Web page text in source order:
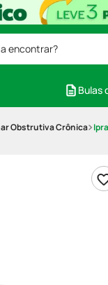
encontrar?
Bulas
Obstrutiva Crônica